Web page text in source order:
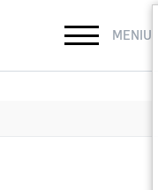
MENIU